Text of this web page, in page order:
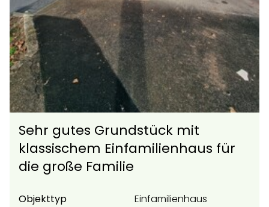
Sehr gutes Grundstück mit
klassischem Einfamilienhaus für
die große Familie
Objekttyp
Einfamilienhaus